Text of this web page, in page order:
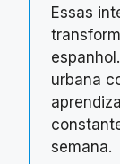
Essas
urbana
semana.